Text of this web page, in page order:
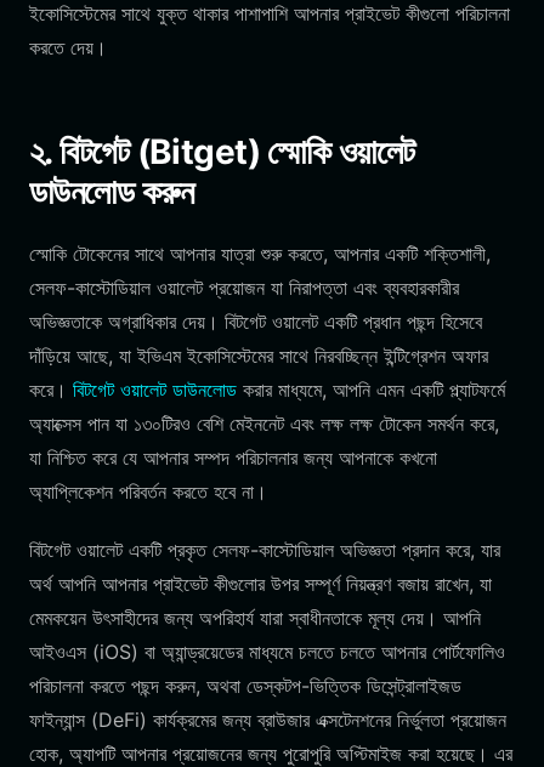
ইকোসিস্টেমের সাথে যুক্ত থাকার পাশাপাশি আপনার প্রাইভেট কীগুলো পরিচালনা
করতে দেয়।
২. বিটগেট (Bitget) স্মোকি ওয়ালেট
ডাউনলোড করুন
স্মোকি টোকেনের সাথে আপনার যাত্রা শুরু করতে, আপনার একটি শক্তিশালী,
সেলফ-কাস্টোডিয়াল ওয়ালেট প্রয়োজন যা নিরাপত্তা এবং ব্যবহারকারীর
অভিজ্ঞতাকে অগ্রাধিকার দেয়। বিটগেট ওয়ালেট একটি প্রধান পছন্দ হিসেবে
দাঁড়িয়ে আছে, যা ইভিএম ইকোসিস্টেমের সাথে নিরবচ্ছিন্ন ইন্টিগ্রেশন অফার
করে। বিটগেট ওয়ালেট ডাউনলোড করার মাধ্যমে, আপনি এমন একটি প্ল্যাটফর্মে
অ্যাক্সেস পান যা ১৩০টিরও বেশি মেইননেট এবং লক্ষ লক্ষ টোকেন সমর্থন করে,
যা নিশ্চিত করে যে আপনার সম্পদ পরিচালনার জন্য আপনাকে কখনো
অ্যাপ্লিকেশন পরিবর্তন করতে হবে না।
বিটগেট ওয়ালেট একটি প্রকৃত সেলফ-কাস্টোডিয়াল অভিজ্ঞতা প্রদান করে, যার
অর্থ আপনি আপনার প্রাইভেট কীগুলোর উপর সম্পূর্ণ নিয়ন্ত্রণ বজায় রাখেন, যা
মেমকয়েন উৎসাহীদের জন্য অপরিহার্য যারা স্বাধীনতাকে মূল্য দেয়। আপনি
আইওএস (iOS) বা অ্যান্ড্রয়েডের মাধ্যমে চলতে চলতে আপনার পোর্টফোলিও
পরিচালনা করতে পছন্দ করুন, অথবা ডেস্কটপ-ভিত্তিক ডিসেন্ট্রালাইজড
ফাইন্যান্স (DeFi) কার্যক্রমের জন্য ব্রাউজার এক্সটেনশনের নির্ভুলতা প্রয়োজন
হোক, অ্যাপটি আপনার প্রয়োজনের জন্য পুরোপুরি অপ্টিমাইজ করা হয়েছে। এর